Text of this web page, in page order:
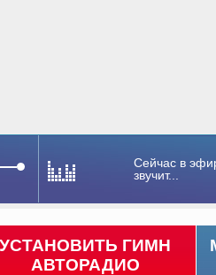
Сейчас в
звучит...
УСТАНОВИТЬ ГИМН
АВТОРАДИО